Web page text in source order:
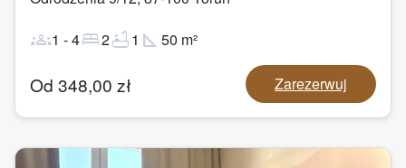
groups1 -4bed2bathtub1 square_foot 50 m²
Od 348,00 zł Zarezerwuj